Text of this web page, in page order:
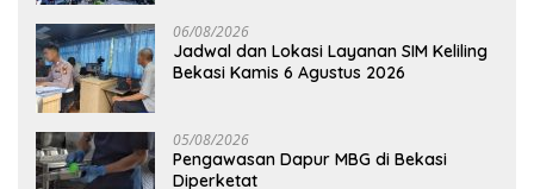
06/08/2026
Jadwal dan Lokasi Layanan SIM Keliling
Bekasi Kamis 6 Agustus 2026
05/08/2026
Pengawasan Dapur MBG di Bekasi
Diperketat